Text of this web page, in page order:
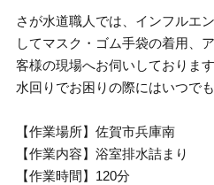
さが水道職人では、インフルエ
してマスク・ゴム手袋の着用、
客様の現場へお伺いしております
水回りでお困りの際にはいつで
【作業場所】佐賀市兵庫南
【作業内容】浴室排水詰まり
【作業時間】120分